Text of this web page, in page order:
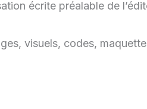
écrite préalable de
visuels, codes,